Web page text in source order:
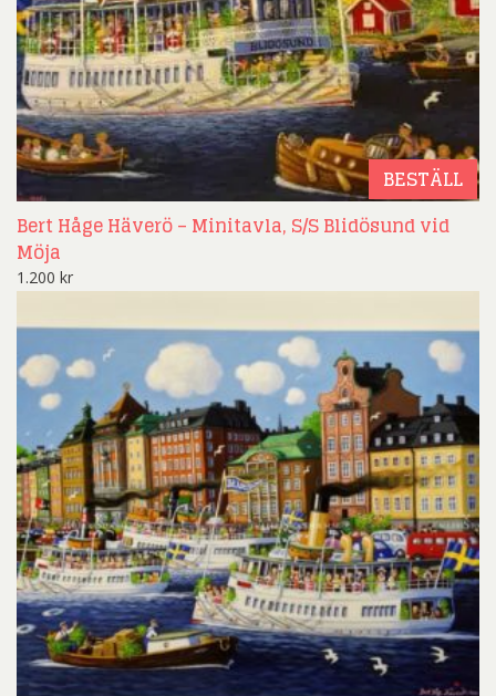
BESTÄLL
Bert Håge Häverö – Minitavla, S/S Blidösund vid
Möja
1.200 kr